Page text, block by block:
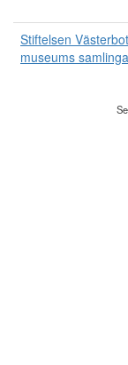
Stiftelsen
museums